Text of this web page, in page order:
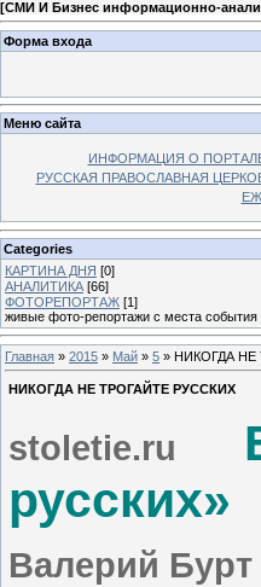
[СМИ И Бизнес информационно-
Форма входа
Меню сайта
ИНФОРМАЦИЯ О
РУССКАЯ ПРАВОСЛАВНАЯ
Categories
КАРТИНА ДНЯ [0]
АНАЛИТИКА [66]
ФОТОРЕПОРТАЖ [1]
живые фото-репортажи с места события
Главная » 2015 » Май » 5 » НИКОГДА
НИКОГДА НЕ ТРОГАЙТЕ РУССКИХ
stoletie.ru
русских»
Валерий Бурт